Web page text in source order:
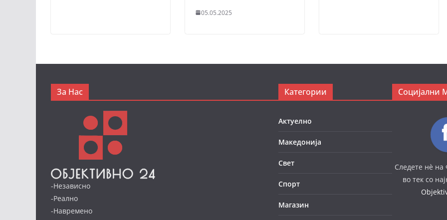
05.05.2025
За Нас
-Независно
-Реално
-Навремено
Категории
Актуелно
Македонија
Свет
Спорт
Магазин
Социјални
Следете нè на
во тек со